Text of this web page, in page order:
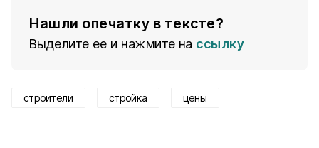
Нашли опечатку в тексте?
Выделите ее и нажмите на ссылку
строители стройка цены